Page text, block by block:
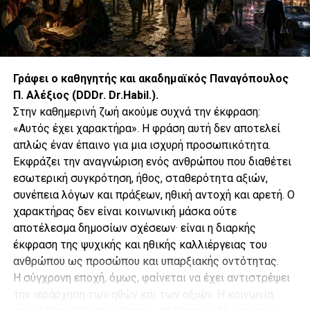
Ολοκληρώνοντας, ο Χαραλαμπίδης υποστήριξε ότι Αθήνα και
Λευκωσία δεν αξιοποιούν επαρκώς τα ισχυρά νομικά και ευρωπαϊκά
τους ερείσματα, επιτρέποντας στην Άγκυρα να μεταφέρει σταδιακά τη
συζήτηση από την αναγνώριση της Κυπριακής Δημοκρατίας προς την
Γράφει ο καθηγητής και ακαδημαϊκός Παναγόπουλος
Π. Αλέξιος (DDDr. Dr.Habil.).
Στην καθημερινή ζωή ακούμε συχνά την έκφραση:
«Αυτός έχει χαρακτήρα». Η φράση αυτή δεν αποτελεί
απλώς έναν έπαινο για μια ισχυρή προσωπικότητα.
Εκφράζει την αναγνώριση ενός ανθρώπου που διαθέτει
εσωτερική συγκρότηση, ήθος, σταθερότητα αξιών,
συνέπεια λόγων και πράξεων, ηθική αντοχή και αρετή. Ο
χαρακτήρας δεν είναι κοινωνική μάσκα ούτε
αποτέλεσμα δημοσίων σχέσεων· είναι η διαρκής
έκφραση της ψυχικής και ηθικής καλλιέργειας του
ανθρώπου ως προσώπου και υπαρξιακής οντότητας.
Η σύγχρονη εποχή, όμως, φαίνεται να έχει αντιστρέψει